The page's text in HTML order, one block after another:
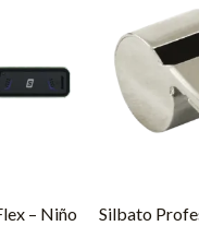
– Niño
Silbato